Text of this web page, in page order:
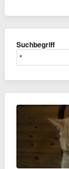
Suchbegriff